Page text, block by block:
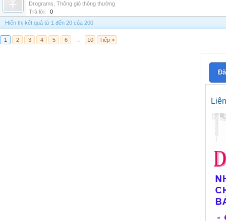
Drograms Thông gió thông thường
Trả lời:
0
Hiển thị kết quả từ 1 đến 20 của 200
1 2 3 4 5 6 → 10 Tiếp >